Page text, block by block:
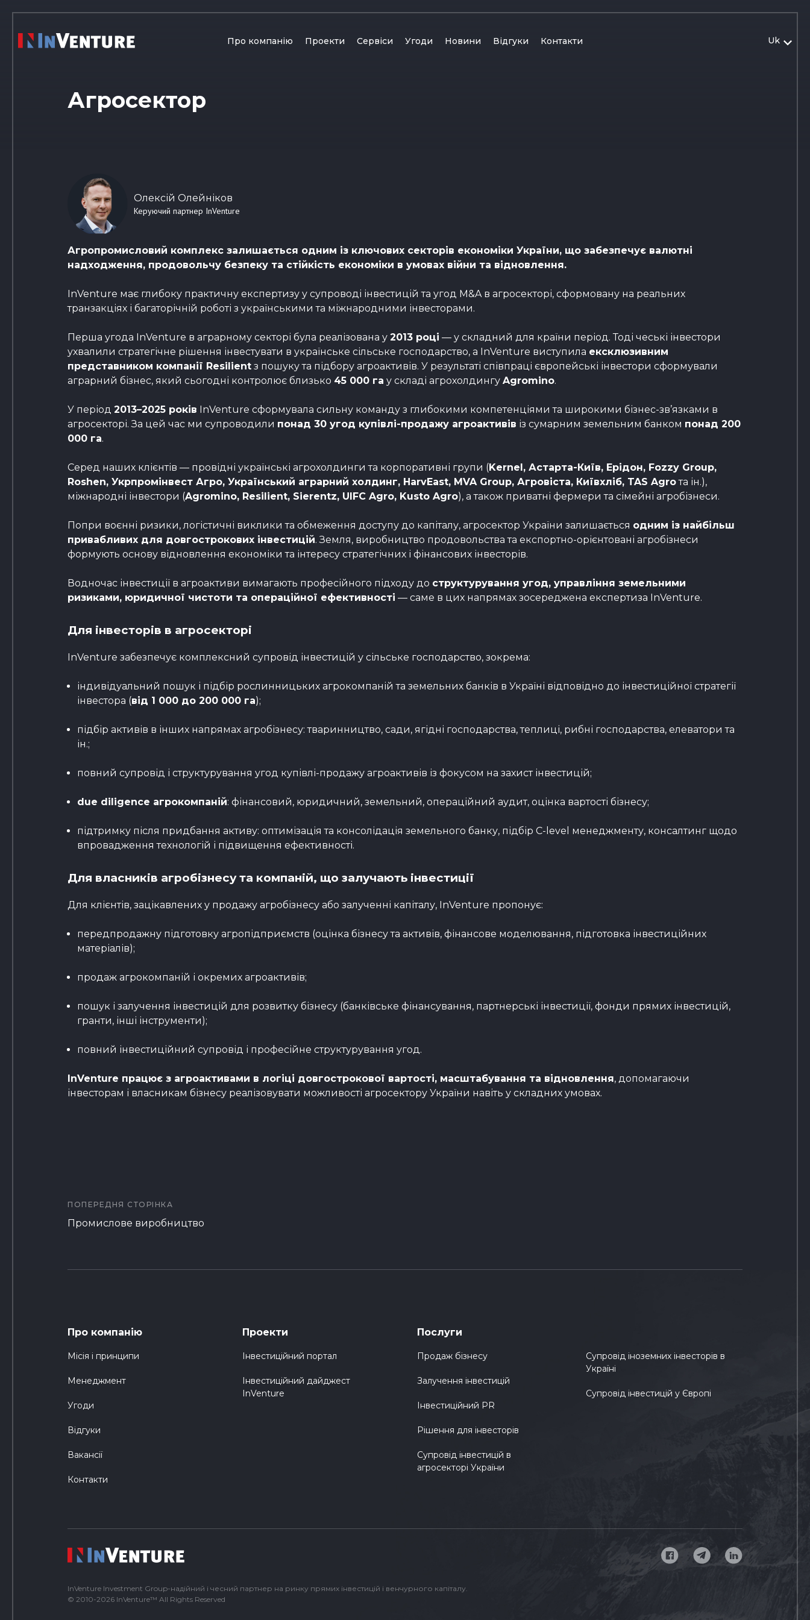
Про компанію Проекти Сервіси Угоди Новини Відгуки Контакти Uk
Агросектор
Олексій Олейніков
Керуючий партнер InVenture
Агропромисловий комплекс залишається одним із ключових секторів економіки України, що забезпечує валютні
надходження, продовольчу безпеку та стійкість економіки в умовах війни та відновлення.
InVenture має глибоку практичну експертизу у супроводі інвестицій та угод M&A в агросекторі, сформовану на реальних
транзакціях і багаторічній роботі з українськими та міжнародними інвесторами.
Перша угода InVenture в аграрному секторі була реалізована у 2013 році — у складний для країни період. Тоді чеські інвестори
ухвалили стратегічне рішення інвестувати в українське сільське господарство, а InVenture виступила ексклюзивним
представником компанії Resilient з пошуку та підбору агроактивів. У результаті співпраці європейські інвестори сформували
аграрний бізнес, який сьогодні контролює близько 45 000 га у складі агрохолдингу Agromino.
У період 2013–2025 років InVenture сформувала сильну команду з глибокими компетенціями та широкими бізнес-зв’язками в
агросекторі. За цей час ми супроводили понад 30 угод купівлі-продажу агроактивів із сумарним земельним банком понад 200
000 га.
Серед наших клієнтів — провідні українські агрохолдинги та корпоративні групи (Kernel, Астарта-Київ, Ерідон, Fozzy Group,
Roshen, Укрпромінвест Агро, Український аграрний холдинг, HarvEast, MVA Group, Агровіста, Київхліб, TAS Agroта ін.),
міжнародні інвестори (Agromino, Resilient, Sierentz, UIFC Agro, Kusto Agro), а також приватні фермери та сімейні агробізнеси.
Попри воєнні ризики, логістичні виклики та обмеження доступу до капіталу, агросектор України залишається одним із найбільш
привабливих для довгострокових інвестицій. Земля, виробництво продовольства та експортно-орієнтовані агробізнеси
формують основу відновлення економіки та інтересу стратегічних і фінансових інвесторів.
Водночас інвестиції в агроактиви вимагають професійного підходу до структурування угод, управління земельними
ризиками, юридичної чистоти та операційної ефективності — саме в цих напрямах зосереджена експертиза InVenture.
Для інвесторів в агросекторі
InVenture забезпечує комплексний супровід інвестицій у сільське господарство, зокрема:
індивідуальний пошук і підбір рослинницьких агрокомпаній та земельних банків в Україні відповідно до інвестиційної стратегії
інвестора (від 1 000 до 200 000 га);
підбір активів в інших напрямах агробізнесу: тваринництво, сади, ягідні господарства, теплиці, рибні господарства, елеватори та
ін.;
повний супровід і структурування угод купівлі-продажу агроактивів із фокусом на захист інвестицій;
due diligence агрокомпаній: фінансовий, юридичний, земельний, операційний аудит, оцінка вартості бізнесу;
підтримку після придбання активу: оптимізація та консолідація земельного банку, підбір C-level менеджменту, консалтинг щодо
впровадження технологій і підвищення ефективності.
Для власників агробізнесу та компаній, що залучають інвестиції
Для клієнтів, зацікавлених у продажу агробізнесу або залученні капіталу, InVenture пропонує:
передпродажну підготовку агропідприємств (оцінка бізнесу та активів, фінансове моделювання, підготовка інвестиційних
матеріалів);
продаж агрокомпаній і окремих агроактивів;
пошук і залучення інвестицій для розвитку бізнесу (банківське фінансування, партнерські інвестиції, фонди прямих інвестицій,
гранти, інші інструменти);
повний інвестиційний супровід і професійне структурування угод.
InVenture працює з агроактивами в логіці довгострокової вартості, масштабування та відновлення, допомагаючи
інвесторам і власникам бізнесу реалізовувати можливості агросектору України навіть у складних умовах.
записів
ПОПЕРЕДНЯ СТОРІНКА
Промислове виробництво
Про компанію
Місія і принципи
Менеджмент
Угоди
Відгуки
Вакансії
Контакти
Проекти
Інвестиційний портал
Iнвестиційний дайджест
InVenture
Послуги
Продаж бізнесу
Залучення інвестицій
Інвестиційний PR
Рішення для інвесторів
Супровід інвестицій в
агросекторі України
Супровід іноземних інвесторів в
Україні
Супровід інвестицій у Європі
InVenture Investment Group-надійний і чесний партнер на ринку прямих інвестицій і венчурного капіталу.
© 2010-2026 InVenture™ All Rights Reserved